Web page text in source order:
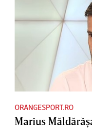
ORANGESPORT.RO
Marius